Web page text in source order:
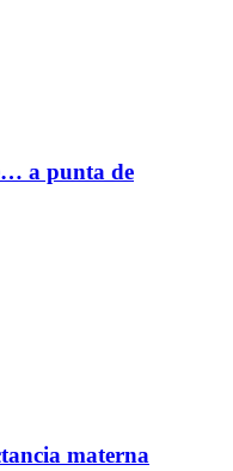
a punta de
materna